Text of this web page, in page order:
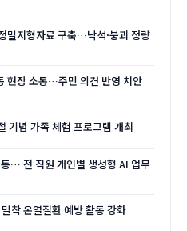
밀지형자료 구축…낙석·붕괴 정량
현장 소통…주민 의견 반영 치안
기념 가족 체험 프로그램 개최
… 전 직원 개인별 생성형 AI 업무
착 온열질환 예방 활동 강화